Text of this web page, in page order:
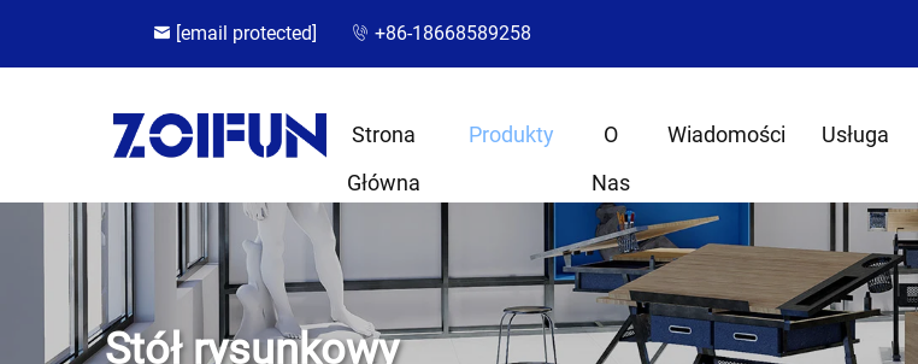
[email protected] +86-18668589258
Strona
Główna
Produkty
O
Nas
Wiadomości Usługa
Stół rysunkowy